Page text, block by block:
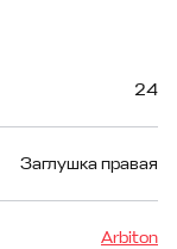
24
Заглушка правая
Arbiton